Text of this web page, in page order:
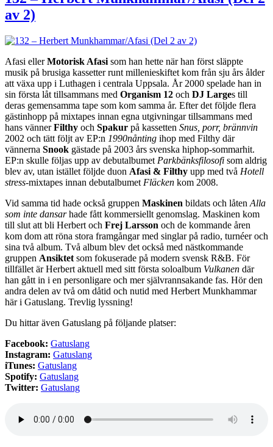
av 2)
Afasi ellerMotorisk Afasi som han hette när han först släppte
musik på brusiga kassetter runt millenieskiftet kom från sju års ålder
att växa upp i Luthagen i centrala Uppsala. År 2000 spelade han in
sin första låt tillsammans med Organism 12 och DJ Larges till
deras gemensamma tape som kom samma år. Efter det följde flera
gästinhopp på mixtapes innan egna utgivningar tillsammans med
hans vännerFilthy och Spakur på kassetten Snus, porr, brännvin
2002 och tätt följt av EP:n 1990nånting ihop med Filthy där
vännerna Snook gästade på 2003 års svenska hiphop-sommarhit.
EP:n skulle följas upp av debutalbumet Parkbänksfilosofi som aldrig
blev av, utan istället följde duon Afasi & Filthy upp med två Hotell
stress-mixtapes innan debutalbumet Fläcken kom 2008.
Vid samma tid hade också gruppen Maskinen bildats och låten Alla
som inte dansarhade fått kommersiellt genomslag. Maskinen kom
till slut att bli Herbert och Frej Larsson och de kommande åren
kom dom att röna stora framgångar med singlar på radio, turnéer och
sina två album. Två album blev det också med nästkommande
gruppen Ansiktet som fokuserade på modern svensk R&B. För
tillfället är Herbert aktuell med sitt första soloalbum Vulkanen där
han gått in i en personligare och mer självrannsakande fas. Hör den
andra delen av två om dåtid och nutid med Herbert Munkhammar
här i Gatuslang. Trevlig lyssning!
Du hittar även Gatuslang på följande platser:
Facebook: Gatuslang
Instagram: Gatuslang
iTunes: Gatuslang
Spotify: Gatuslang
Twitter: Gatuslang